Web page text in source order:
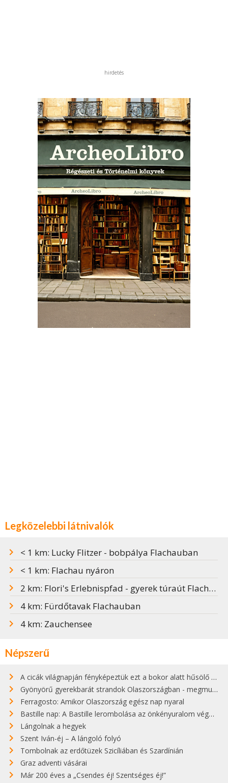
hirdetés
Legközelebbi látnivalók
< 1 km: Lucky Flitzer - bobpálya Flachauban
< 1 km: Flachau nyáron
2 km: Flori's Erlebnispfad - gyerek túraút Flachauban
4 km: Fürdőtavak Flachauban
4 km: Zauchensee
Népszerű
A cicák világnapján fényképeztük ezt a bokor alatt hűsölő cicát Kisorosziban
Gyönyörű gyerekbarát strandok Olaszországban - megmutatjuk a 15 legjobbat
Ferragosto: Amikor Olaszország egész nap nyaral
Bastille nap: A Bastille lerombolása az önkényuralom végét jelentette
Lángolnak a hegyek
Szent Iván-éj – A lángoló folyó
Tombolnak az erdőtüzek Szicíliában és Szardínián
Graz adventi vásárai
Már 200 éves a „Csendes éj! Szentséges éj!”